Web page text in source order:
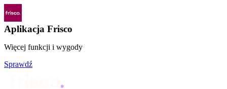
Aplikacja Frisco
Więcej funkcji i wygody
Sprawdź